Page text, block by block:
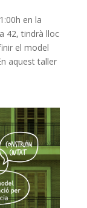
en la
42, tindrà lloc
el model
aquest taller